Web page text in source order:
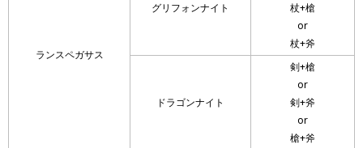
ランスペガサス
グリフォンナイト
杖+槍
or
杖+斧
ドラゴンナイト
剣+槍
or
剣+斧
or
槍+斧